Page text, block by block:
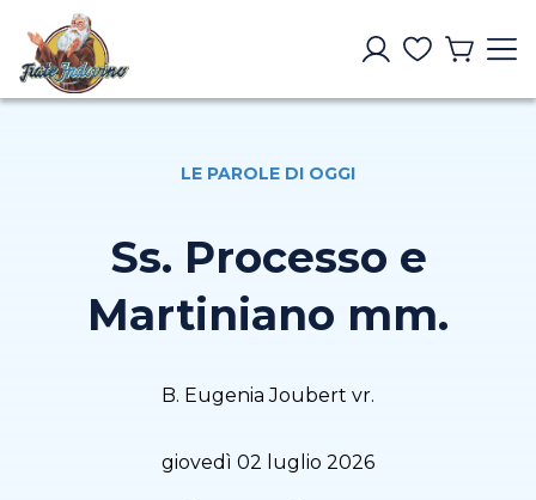
LE PAROLE DI OGGI
Ss. Processo e
Martiniano mm.
B. Eugenia Joubert vr.
giovedì 02 luglio 2026